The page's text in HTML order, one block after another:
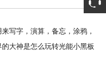
写字，演算，备忘，涂鸦，
大神是怎么玩转光能小黑板